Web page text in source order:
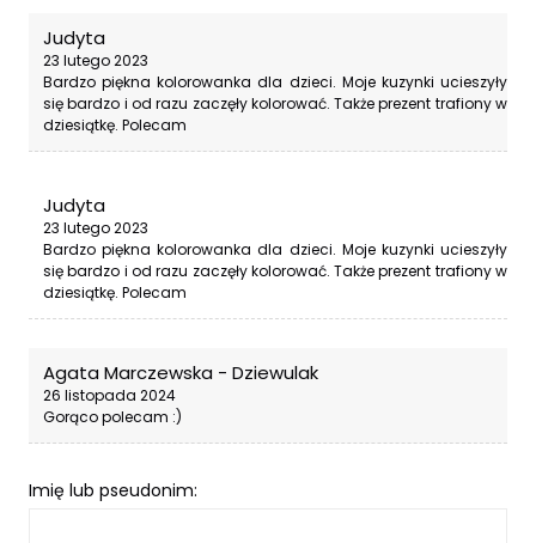
Judyta
23 lutego 2023
Bardzo piękna kolorowanka dla dzieci. Moje kuzynki ucieszyły
się bardzo i od razu zaczęły kolorować. Także prezent trafiony w
dziesiątkę. Polecam
Judyta
23 lutego 2023
Bardzo piękna kolorowanka dla dzieci. Moje kuzynki ucieszyły
się bardzo i od razu zaczęły kolorować. Także prezent trafiony w
dziesiątkę. Polecam
Agata Marczewska - Dziewulak
26 listopada 2024
Gorąco polecam :)
Imię lub pseudonim: